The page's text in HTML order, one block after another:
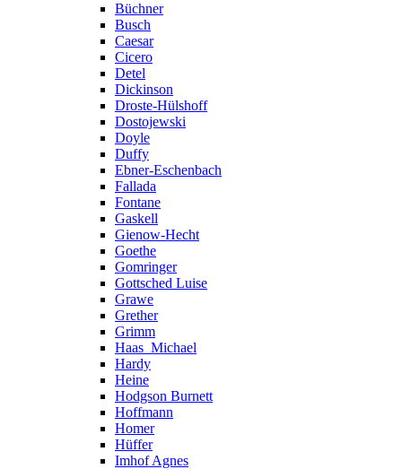
Büchner
Busch
Caesar
Cicero
Detel
Dickinson
Droste-Hülshoff
Dostojewski
Doyle
Duffy
Ebner-Eschenbach
Fallada
Fontane
Gaskell
Gienow-Hecht
Goethe
Gomringer
Gottsched Luise
Grawe
Grether
Grimm
Haas_Michael
Hardy
Heine
Hodgson Burnett
Hoffmann
Homer
Hüffer
Imhof Agnes